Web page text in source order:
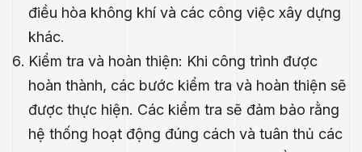
điều hòa không khí và các công việc xây dựng
khác.
Kiểm tra và hoàn thiện: Khi công trình được
hoàn thành, các bước kiểm tra và hoàn thiện sẽ
được thực hiện. Các kiểm tra sẽ đảm bảo rằng
hệ thống hoạt động đúng cách và tuân thủ các